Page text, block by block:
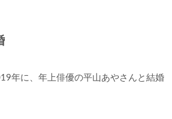
年に、年上俳優の平山あやさんと結婚